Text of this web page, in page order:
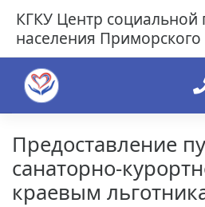
content
КГКУ Центр социальной
населения Приморского
Предоставление
санаторно-
краевым